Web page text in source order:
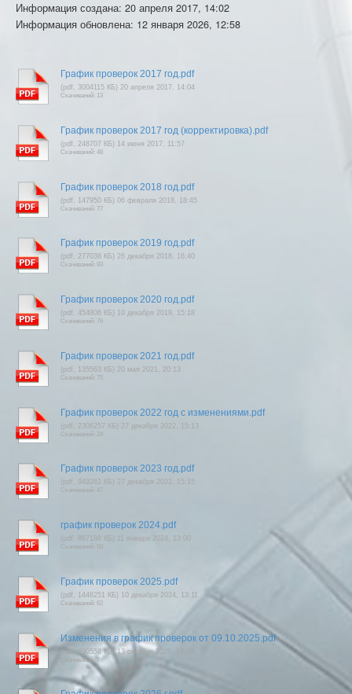
Информация создана: 20 апреля 2017, 14:02
Информация обновлена: 12 января 2026, 12:58
График проверок 2017 год.pdf
(pdf, 3004115 КБ) 20 апреля 2017, 14:04
Скачиваний: 13
График проверок 2017 год (корректировка).pdf
(pdf, 248707 КБ) 14 июня 2017, 11:57
Скачиваний: 48
График проверок 2018 год.pdf
(pdf, 147950 КБ) 06 февраля 2018, 18:45
Скачиваний: 77
График проверок 2019 год.pdf
(pdf, 277038 КБ) 26 декабря 2018, 16:40
Скачиваний: 93
График проверок 2020 год.pdf
(pdf, 454806 КБ) 10 декабря 2019, 15:18
Скачиваний: 76
График проверок 2021 год.pdf
(pdf, 135563 КБ) 20 мая 2021, 20:13
Скачиваний: 75
График проверок 2022 год с изменениями.pdf
(pdf, 2306257 КБ) 27 декабря 2022, 15:13
Скачиваний: 24
График проверок 2023 год.pdf
(pdf, 949282 КБ) 27 декабря 2022, 15:15
Скачиваний: 47
график проверок 2024.pdf
(pdf, 867188 КБ) 11 января 2024, 13:00
Скачиваний: 50
График проверок 2025.pdf
(pdf, 1446251 КБ) 10 декабря 2024, 13:11
Скачиваний: 62
Изменения в график проверок от 09.10.2025.pdf
(pdf, 690558 КБ) 13 октября 2025, 14:38
Скачиваний: 7